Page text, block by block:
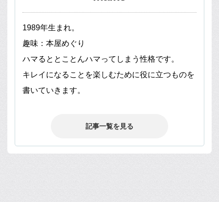
1989年生まれ。
趣味：本屋めぐり
ハマるととことんハマってしまう性格です。
キレイになることを楽しむために役に立つものを
書いていきます。
記事一覧を見る